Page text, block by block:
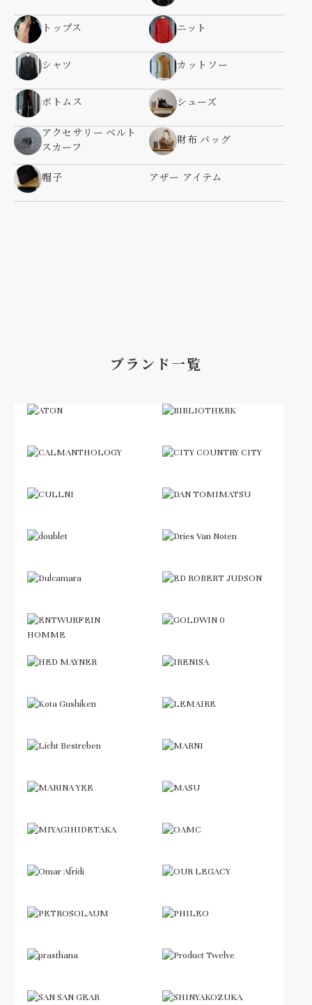
トップス ニット
シャツ カットソー
ボトムス シューズ
アクセサリー ベルト
スカーフ
財布 バッグ
帽子 アザー アイテム
ブランド一覧